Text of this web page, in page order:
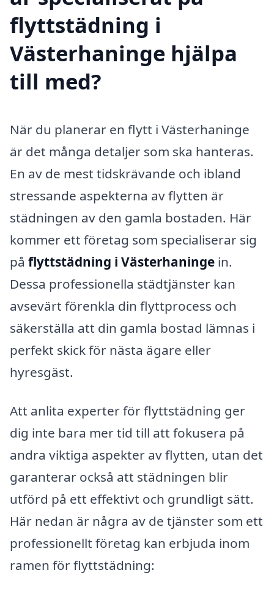
flyttstädning i
Västerhaninge hjälpa
till med?
När du planerar en flytt i Västerhaninge
är det många detaljer som ska hanteras.
En av de mest tidskrävande och ibland
stressande aspekterna av flytten är
städningen av den gamla bostaden. Här
kommer ett företag som specialiserar sig
på flyttstädning i Västerhaninge in.
Dessa professionella städtjänster kan
avsevärt förenkla din flyttprocess och
säkerställa att din gamla bostad lämnas i
perfekt skick för nästa ägare eller
hyresgäst.
Att anlita experter för flyttstädning ger
dig inte bara mer tid till att fokusera på
andra viktiga aspekter av flytten, utan det
garanterar också att städningen blir
utförd på ett effektivt och grundligt sätt.
Här nedan är några av de tjänster som ett
professionellt företag kan erbjuda inom
ramen för flyttstädning: